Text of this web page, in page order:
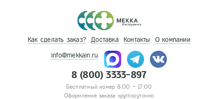
Как сделать заказ? Доставка Контакты О компании
info@mekkain.ru
8 (800) 3333-897
Бесплатный номер 8:00 – 17:00
Оформление заказа круглосуточно